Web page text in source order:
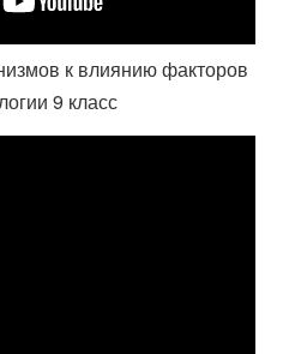
к влиянию факторов
9 класс